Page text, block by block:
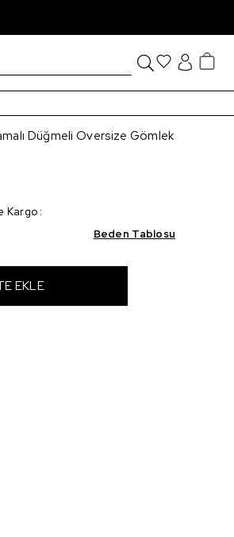
Düğmeli Oversize Gömlek
Kargo :
Beden Tablosu